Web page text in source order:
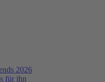
2026
für ihn